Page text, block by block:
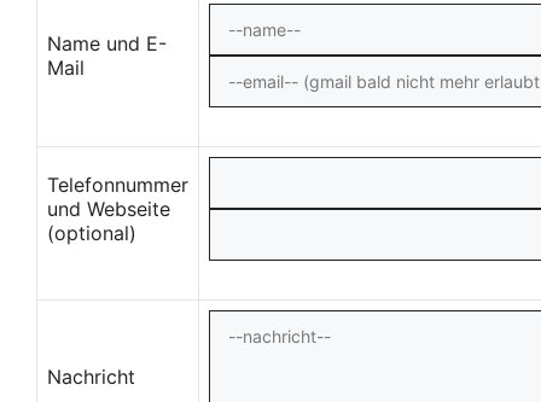
Name und E-
Mail
Telefonnummer
und Webseite
(optional)
Nachricht